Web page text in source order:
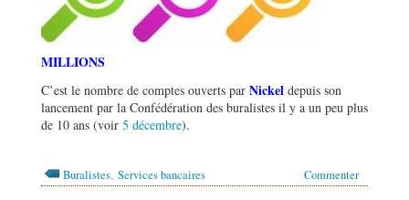
MILLIONS
C’est le nombre de comptes ouverts par Nickel depuis son
lancement par la Confédération des buralistes il y a un peu plus
de 10 ans (voir 5 décembre).
Commenter
Buralistes, Services bancaires